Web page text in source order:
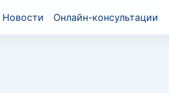
Новости Онлайн-консультации